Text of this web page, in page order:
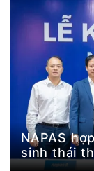
NAPAS
sinh thái